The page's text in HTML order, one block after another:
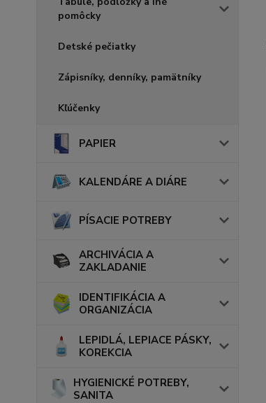
pomôcky
Detské pečiatky
Zápisníky, denníky, pamätníky
Kľúčenky
PAPIER
KALENDÁRE A DIÁRE
PÍSACIE POTREBY
ARCHIVÁCIA A
ZAKLADANIE
IDENTIFIKÁCIA A
ORGANIZÁCIA
LEPIDLÁ, LEPIACE PÁSKY,
KOREKCIA
HYGIENICKÉ POTREBY,
SANITA